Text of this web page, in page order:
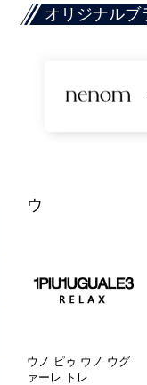
オリジナルブ
ウ
ウノ ピゥ ウノ ウグ
ァーレ トレ